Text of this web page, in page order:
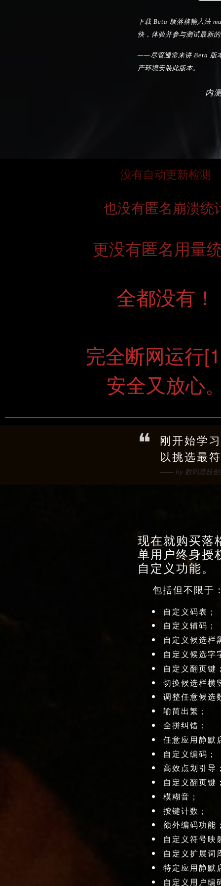
下载 Beta 版落格输入法
快，体验并参与测试最新
——尽管通常来讲 Beta 版
产环境安装此版本。
内
没有自动更新检测
也没有匿名崩溃统
更没有匿名用量
全都没有！
完全断网运行
安全又放心
刚开始学
以挑选最
—— by 数码荔枝创
现在就购买落
单用户终身授
自定义功能。
包括但不限于
自定义码表；
自定义辅码；
自定义候选栏
自定义候选字
自定义翻页键
切换候选栏横
调整任意候选
输简出繁；
全拼纠错；
任意应用静默
自定义编码；
高效点划引导
自定义翻页键
模糊音；
按键计数；
额外编码功能
自定义符号映
自定义扩展词
特定应用静默
自定义用户编